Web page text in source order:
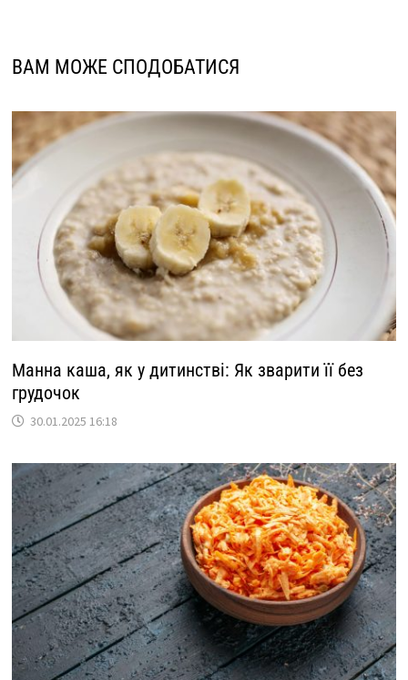
ВАМ МОЖЕ СПОДОБАТИСЯ
Манна каша, як у дитинстві: Як зварити її без
грудочок
30.01.2025 16:18